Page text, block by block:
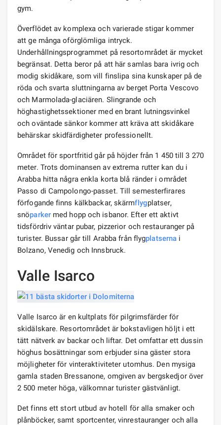
gym.
Överflödet av komplexa och varierade stigar kommer
att ge många oförglömliga intryck.
Underhållningsprogrammet på resortområdet är mycket
begränsat. Detta beror på att här samlas bara ivrig och
modig skidåkare, som vill finslipa sina kunskaper på de
röda och svarta sluttningarna av berget Porta Vescovo
och Marmolada-glaciären. Slingrande och
höghastighetssektioner med en brant lutningsvinkel
och oväntade sänkor kommer att kräva att skidåkare
behärskar skidfärdigheter professionellt.
Området för sportfritid går på höjder från 1 450 till 3 270
meter. Trots dominansen av extrema rutter kan du i
Arabba hitta några enkla korta blå ränder i området
Passo di Campolongo-passet. Till semesterfirares
förfogande finns kälkbackar, skärmflygplatser,
snöparkermed hopp och isbanor. Efter ett aktivt
tidsfördriv väntar pubar, pizzerior och restauranger på
turister. Bussar går till Arabba från flygplatserna i
Bolzano, Venedig och Innsbruck.
Valle Isarco
Valle Isarco är en kultplats för pilgrimsfärder för
skidälskare. Resortområdet är bokstavligen höljt i ett
tätt nätverk av backar och liftar. Det omfattar ett dussin
höghus bosättningar som erbjuder sina gäster stora
möjligheter för vinteraktiviteter utomhus. Den mysiga
gamla staden Bressanone, omgiven av bergskedjor över
2 500 meter höga, välkomnar turister gästvänligt.
Det finns ett stort utbud av hotell för alla smaker och
plånböcker, samt sportcenter, vinrestauranger och alla